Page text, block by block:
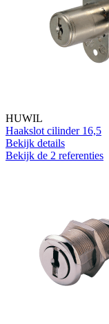
HUWIL
Haakslot cilinder 16,5
Bekijk details
Bekijk de 2 referenties